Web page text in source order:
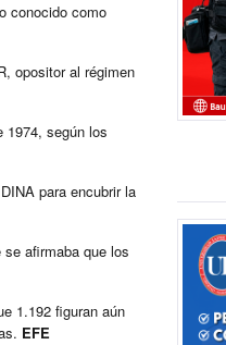
conocido como
opositor al régimen
1974, según los
para encubrir la
afirmaba que los
1.192 figuran aún
EFE